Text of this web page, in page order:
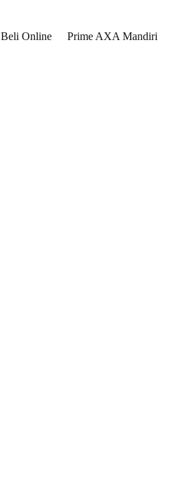
Beli Online
Prime AXA Mandiri